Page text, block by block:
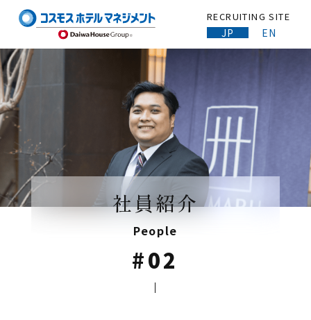
RECRUITING SITE
JP EN
社員紹介
People
#02